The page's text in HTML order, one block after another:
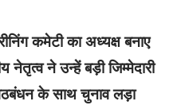
कमेटी का अध्यक्ष बनाए
ने उन्हें बड़ी जिम्मेदारी
के साथ चुनाव लड़ा